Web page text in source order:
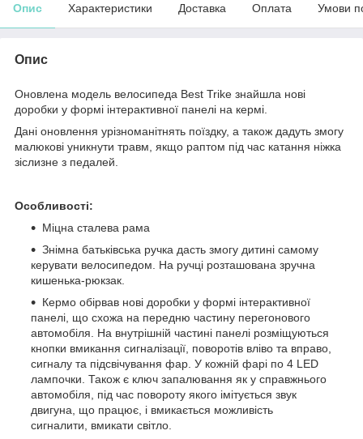
Опис Характеристики Доставка Оплата Умови
Опис
Оновлена модель велосипеда Best Trike знайшла нові
доробки у формі інтерактивної панелі на кермі.
Дані оновлення урізноманітнять поїздку, а також дадуть змогу
малюкові уникнути травм, якщо раптом під час катання ніжка
зіслизне з педалей.
Особливості:
Міцна сталева рама
Знімна батьківська ручка дасть змогу дитині самому
керувати велосипедом. На ручці розташована зручна
кишенька-рюкзак.
Кермо обірвав нові доробки у формі інтерактивної
панелі, що схожа на передню частину перегонового
автомобіля. На внутрішній частині панелі розміщуються
кнопки вмикання сигналізації, поворотів вліво та вправо,
сигналу та підсвічування фар. У кожній фарі по 4 LED
лампочки. Також є ключ запалювання як у справжнього
автомобіля, під час повороту якого імітується звук
двигуна, що працює, і вмикається можливість
сигналити, вмикати світло.